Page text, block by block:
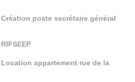
Création poste secrétaire général
RIFSEEP
Location appartement rue de la